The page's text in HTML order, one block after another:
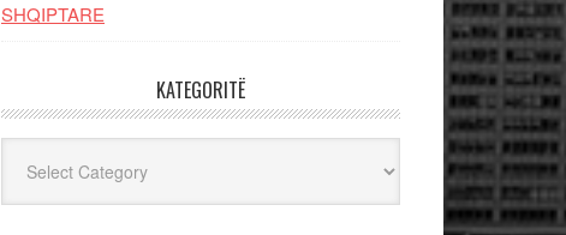
SHQIPTARE
KATEGORITË